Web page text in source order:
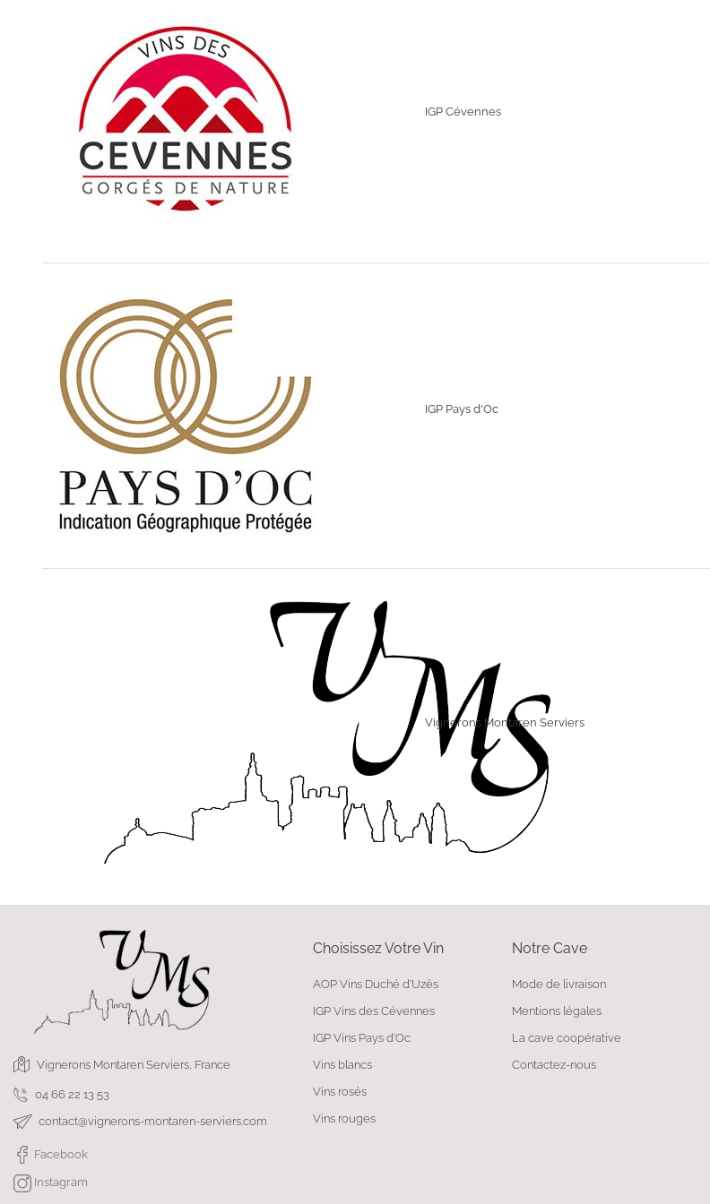
IGP Cévennes
IGP Pays d'Oc
Vignerons Montaren Serviers
Vignerons Montaren Serviers, France
04 66 22 13 53
contact@vignerons-montaren-serviers.com
Facebook
Instagram
Choisissez Votre Vin
AOP Vins Duché d'Uzès
IGP Vins des Cévennes
IGP Vins Pays d'Oc
Vins blancs
Vins rosés
Vins rouges
Notre Cave
Mode de livraison
Mentions légales
La cave coopérative
Contactez-nous